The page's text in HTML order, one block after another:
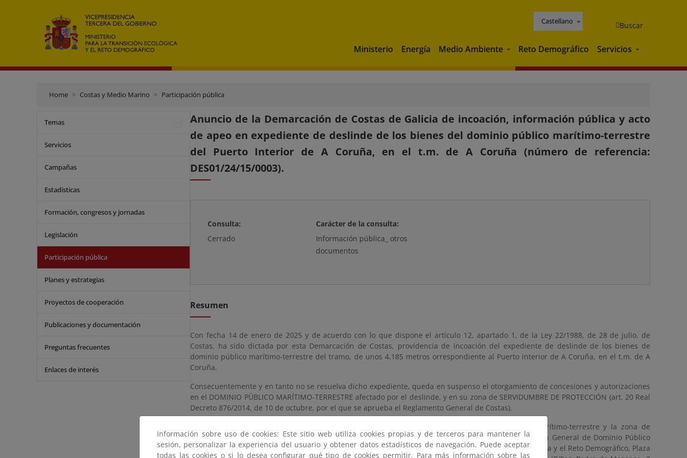
Castellano Buscar
Ministerio Energía Medio Ambiente Medio Ambiente
Reto Demográfico Servicios Servicios
Home Costas y Medio Marino Participación pública
Temas
Servicios
Campañas
Estadísticas
Formación, congresos y jornadas
Legislación
Participación pública
Planes y estrategias
Proyectos de cooperación
Publicaciones y documentación
Preguntas frecuentes
Enlaces de interés
Anuncio de la Demarcación de Costas de Galicia de incoación, información pública y acto
de apeo en expediente de deslinde de los bienes del dominio público marítimo-terrestre
del Puerto Interior de A Coruña, en el t.m. de A Coruña (número de referencia:
DES01/24/15/0003).
Consulta:
Cerrado
Carácter de la consulta:
Información pública_ otros
documentos
Resumen
Con fecha 14 de enero de 2025 y de acuerdo con lo que dispone el artículo 12, apartado 1, de la Ley 22/1988, de 28 de julio, de
Costas, ha sido dictada por esta Demarcación de Costas, providencia de incoación del expediente de deslinde de los bienes de
dominio público marítimo-terrestre del tramo, de unos 4.185 metros orrespondiente al Puerto interior de A Coruña, en el t.m. de A
Coruña.
Consecuentemente y en tanto no se resuelva dicho expediente, queda en suspenso el otorgamiento de concesiones y autorizaciones
en el DOMINIO PÚBLICO MARÍTIMO-TERRESTRE afectado por el deslinde, y en su zona de SERVIDUMBRE DE PROTECCIÓN (art. 20 Real
Decreto 876/2014, de 10 de octubre, por el que se aprueba el Reglamento General de Costas).
Los planos en los que se delimita provisionalmente la línea de deslinde de dominio público marítimo-terrestre y la zona de
servidumbre de protección, así como las superficies de aquél y de ésta, se hallan en la Subdirección General de Dominio Público
Marítimo-Terrestre, de la Dirección General de la Costa y del Mar (Ministerio para la Transición Ecológica y el Reto Demográfico, Plaza
Información sobre uso de cookies: Este sitio web utiliza cookies propias y de terceros para mantener la
sesión, personalizar la experiencia del usuario y obtener datos estadísticos de navegación. Puede aceptar
todas las cookies o si lo desea configurar qué tipo de cookies permitir. Para más información sobre las